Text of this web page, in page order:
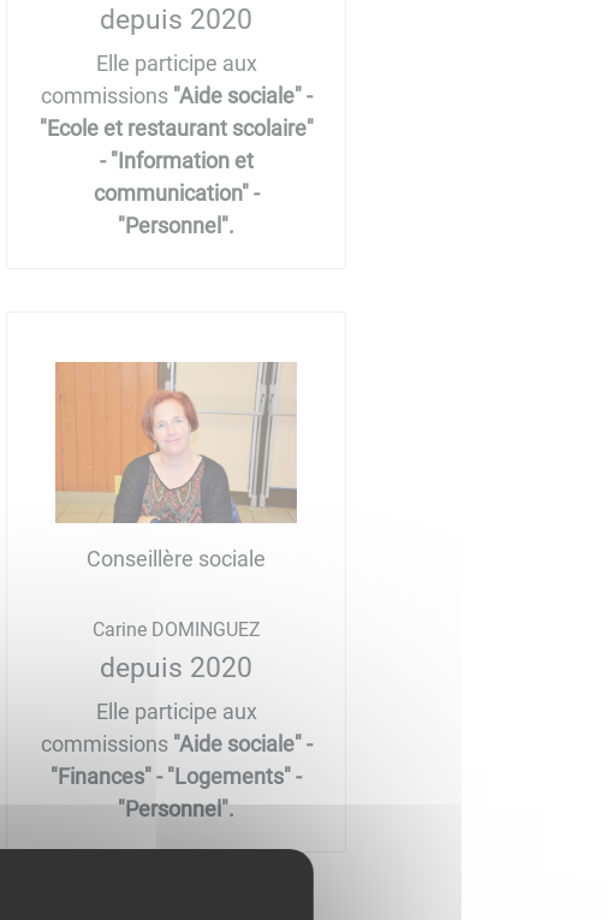
depuis 2020
Elle participe aux
commissions"Aide sociale" -
"Ecole et restaurant scolaire"
- "Information et
communication" -
"Personnel".
Conseillère sociale
Carine DOMINGUEZ
depuis 2020
Elle participe aux
commissions"Aide sociale" -
"Finances" - "Logements" -
"Personnel".